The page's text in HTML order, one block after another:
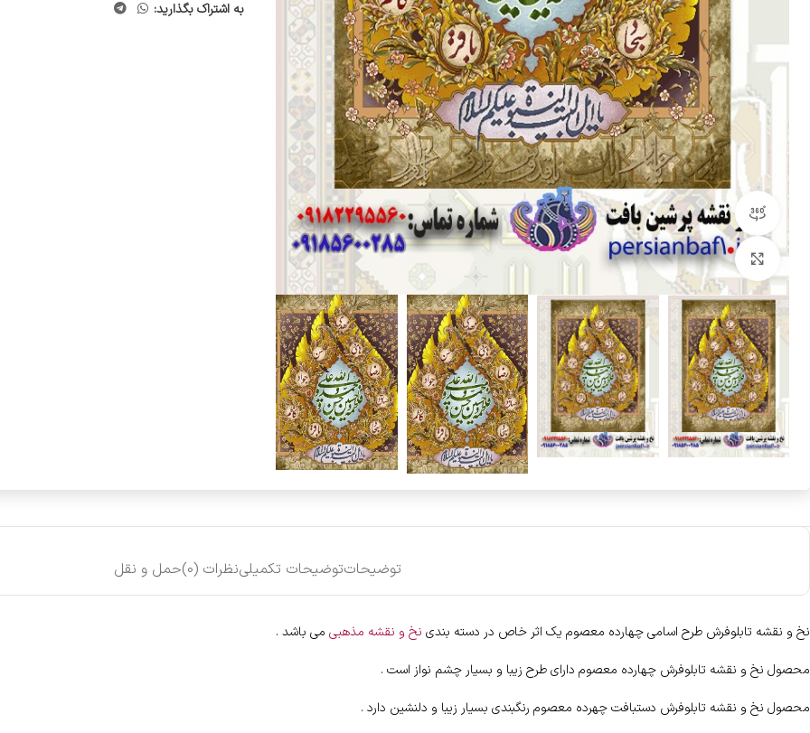
مشاهده 360 درجه
بزرگنمایی تصویر
به اشتراک بگذارید:
توضیحاتتوضیحات تکمیلینظرات (0) حمل و نقل
نخ و نقشه تابلوفرش طرح اسامی چهارده معصوم یک اثر خاص در دسته بندی نخ و نقشه مذهبی می باشد .
محصول نخ و نقشه تابلوفرش چهارده معصوم دارای طرح زیبا و بسیار چشم نواز است .
محصول نخ و نقشه تابلوفرش دستبافت چهرده معصوم رنگبندی بسیار زیبا و دلنشین دارد .